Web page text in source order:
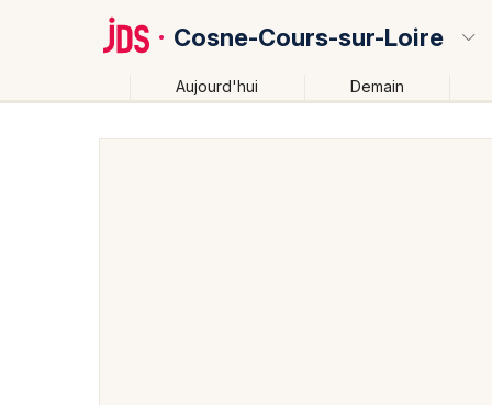
Cosne-Cours-sur-Loire
Aujourd'hui Demain